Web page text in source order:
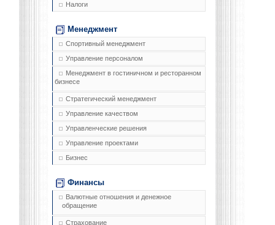
Налоги
Менеджмент
Спортивный менеджмент
Управление персоналом
Менеджмент в гостиничном и ресторанном
бизнесе
Стратегический менеджмент
Управление качеством
Управленческие решения
Управление проектами
Бизнес
Финансы
Валютные отношения и денежное
обращение
Страхование